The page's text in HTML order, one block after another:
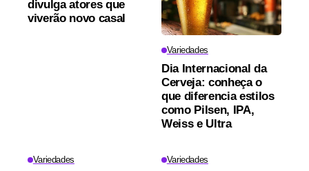
divulga atores que
viverão novo casal
Variedades
Dia Internacional da
Cerveja: conheça o
que diferencia estilos
como Pilsen, IPA,
Weiss e Ultra
Variedades Variedades